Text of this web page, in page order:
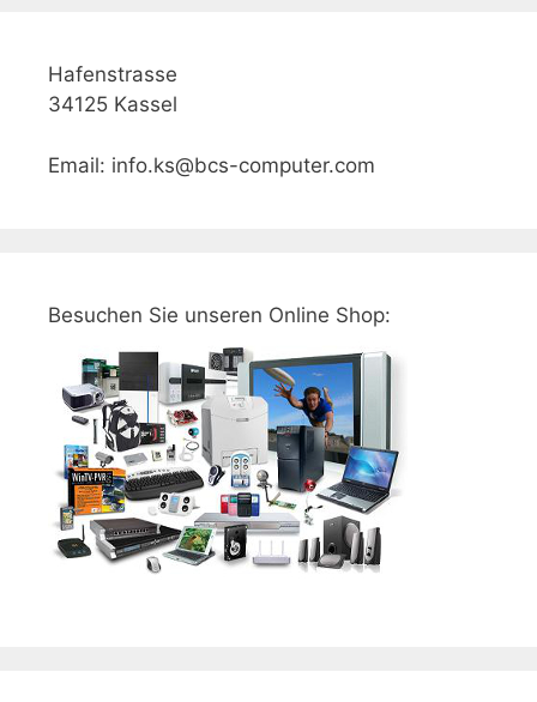
Hafenstrasse
34125 Kassel
Email: info.ks@bcs-computer.com
Besuchen Sie unseren Online Shop: